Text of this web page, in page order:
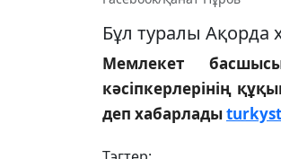
Бұл туралы Ақорда
Мемлекет
кәсіпкерлерінің
деп хабарлады